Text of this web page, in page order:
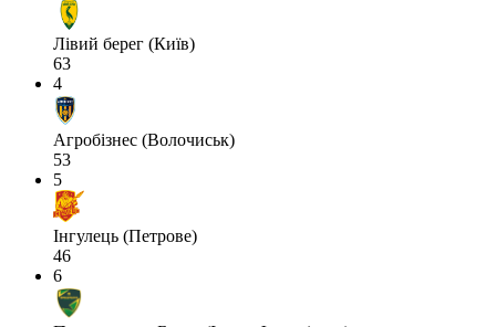
Лівий берег (Київ)
63
4
Агробізнес (Волочиськ)
53
5
Інгулець (Петрове)
46
6